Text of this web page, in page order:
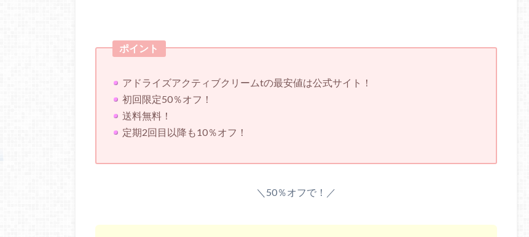
ポイント
アドライズアクティブクリームtの最安値は公式サイト！
初回限定50％オフ！
送料無料！
定期2回目以降も10％オフ！
＼50％オフで！／